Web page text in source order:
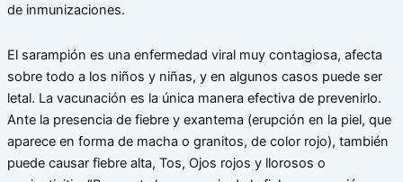
de inmunizaciones.
El sarampión es una enfermedad viral muy contagiosa, afecta
sobre todo a los niños y niñas, y en algunos casos puede ser
letal. La vacunación es la única manera efectiva de prevenirlo.
Ante la presencia de fiebre y exantema (erupción en la piel, que
aparece en forma de macha o granitos, de color rojo), también
puede causar fiebre alta, Tos, Ojos rojos y llorosos o